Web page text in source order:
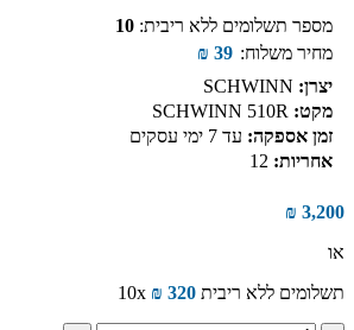
מספר תשלומים ללא ריבית: 10
מחיר משלוח:
₪ 39
יצרן: SCHWINN
מקט: SCHWINN 510R
זמן אספקה: עד 7 ימי עסקים
אחריות: 12
₪ 3,200
או
תשלומים ללא ריבית
₪ 320